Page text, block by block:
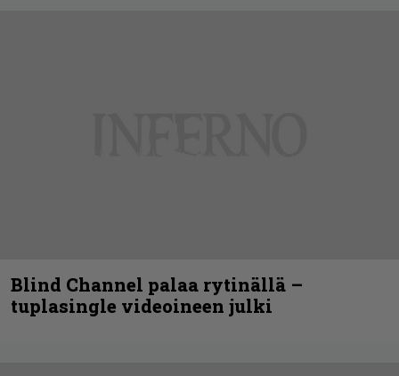
Blind Channel palaa rytinällä –
tuplasingle videoineen julki